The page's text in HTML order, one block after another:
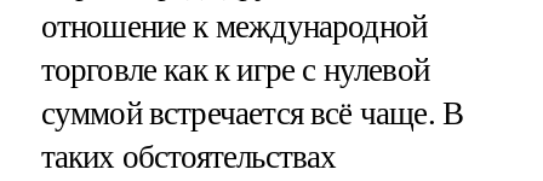
отношение к международной
торговле как к игре с нулевой
суммой встречается всё чаще. В
таких обстоятельствах